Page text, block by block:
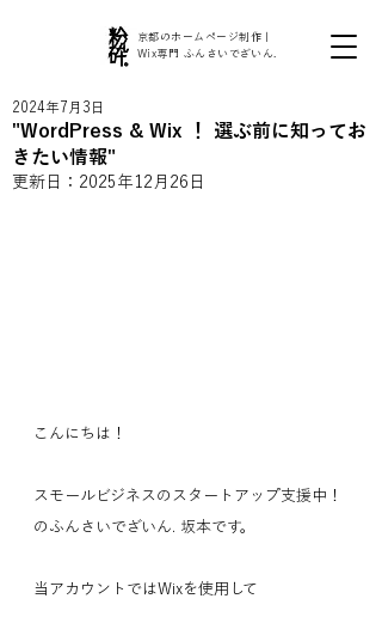
京都のホームページ制作｜
Wix専門 ふんさいでざいん.
"WordPress & Wix ！ 選ぶ前に知ってお
きたい情報"
2024年7月3日
更新日： 2025年12月26日
こんにちは！
スモールビジネスのスタートアップ支援中！
のふんさいでざいん. 坂本です。
当アカウントではWixを使用して